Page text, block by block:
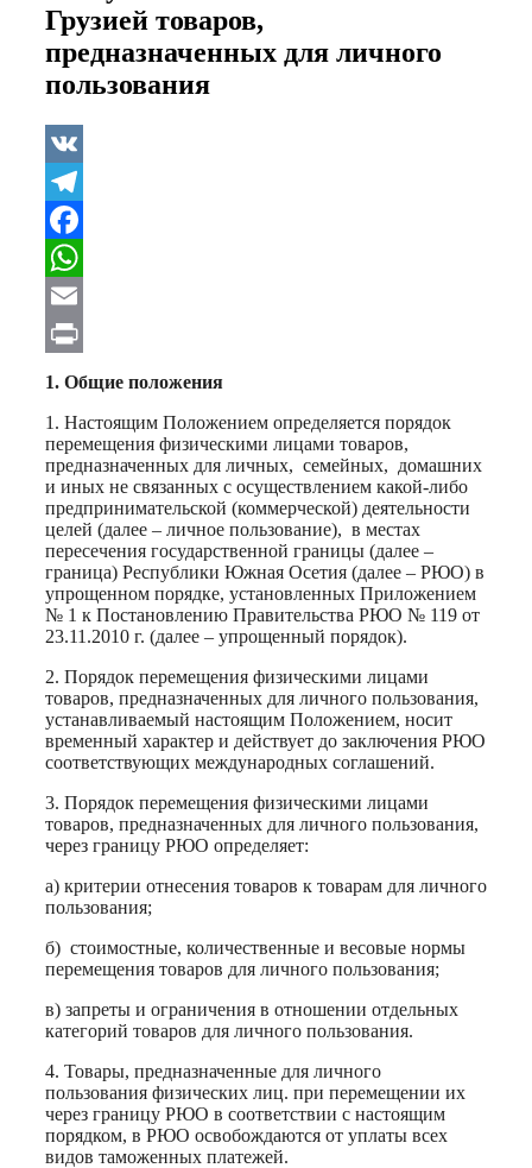
Грузией товаров,
предназначенных для личного
пользования
VK
Telegram
Facebook
WhatsApp
Email
Print
1. Общие положения
1. Настоящим Положением определяется порядок
перемещения физическими лицами товаров,
предназначенных для личных, семейных, домашних
и иных не связанных с осуществлением какой-либо
предпринимательской (коммерческой) деятельности
целей (далее – личное пользование), в местах
пересечения государственной границы (далее –
граница) Республики Южная Осетия (далее – РЮО) в
упрощенном порядке, установленных Приложением
№ 1 к Постановлению Правительства РЮО № 119 от
23.11.2010 г. (далее – упрощенный порядок).
2. Порядок перемещения физическими лицами
товаров, предназначенных для личного пользования,
устанавливаемый настоящим Положением, носит
временный характер и действует до заключения РЮО
соответствующих международных соглашений.
3. Порядок перемещения физическими лицами
товаров, предназначенных для личного пользования,
через границу РЮО определяет:
а) критерии отнесения товаров к товарам для личного
пользования;
б) стоимостные, количественные и весовые нормы
перемещения товаров для личного пользования;
в) запреты и ограничения в отношении отдельных
категорий товаров для личного пользования.
4. Товары, предназначенные для личного
пользования физических лиц. при перемещении их
через границу РЮО в соответствии с настоящим
порядком, в РЮО освобождаются от уплаты всех
видов таможенных платежей.